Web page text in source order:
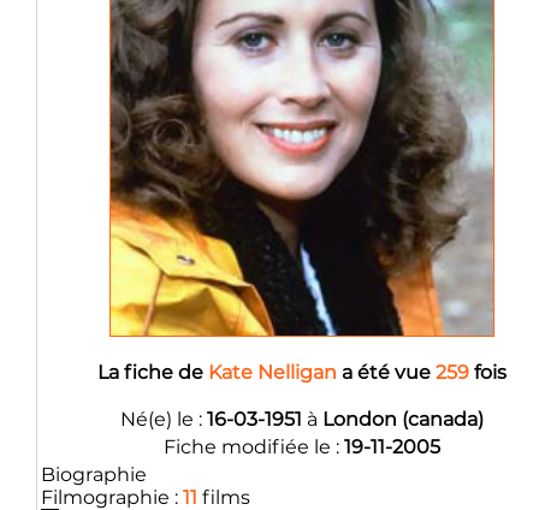
La fiche de Kate Nelligan a été vue 259 fois
Né(e) le : 16-03-1951 à London (canada)
Fiche modifiée le : 19-11-2005
Biographie
Filmographie : 11 films